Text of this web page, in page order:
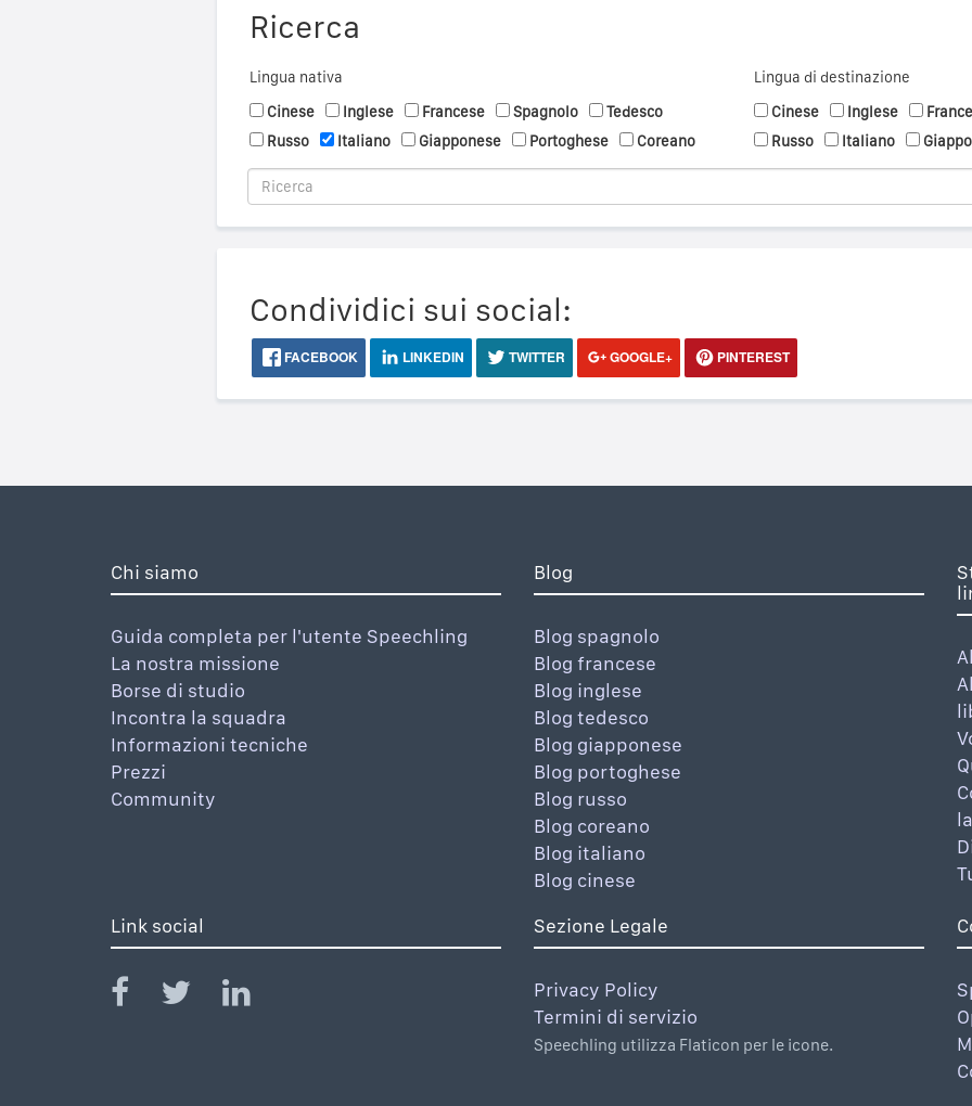
Ricerca
Lingua nativa
Cinese
Inglese Francese Spagnolo
Tedesco
Russo
Italiano Giapponese Portoghese Coreano
Lingua di destinazione
Cinese
Inglese
Russo
Italiano
Condividici sui social:
FACEBOOK LINKEDIN TWITTER GOOGLE+ PINTEREST
Chi siamo
Guida completa per l'utente Speechling
La nostra missione
Borse di studio
Incontra la squadra
Informazioni tecniche
Prezzi
Community
Blog
Blog spagnolo
Blog francese
Blog inglese
Blog tedesco
Blog giapponese
Blog portoghese
Blog russo
Blog coreano
Blog italiano
Blog cinese
Link social Sezione Legale
Privacy Policy
Termini di servizio
Speechling utilizza Flaticon per le icone.